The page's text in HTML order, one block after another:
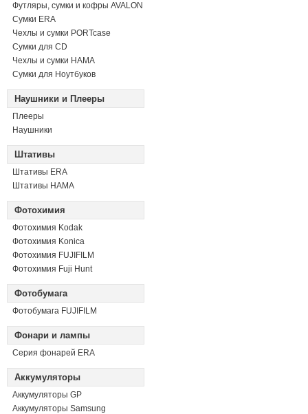
Футляры, сумки и кофры AVALON
Сумки ERA
Чехлы и сумки PORTcase
Сумки для CD
Чехлы и сумки HAMA
Сумки для Ноутбуков
Наушники и Плееры
Плееры
Наушники
Штативы
Штативы ERA
Штативы HAMA
Фотохимия
Фотохимия Kodak
Фотохимия Konica
Фотохимия FUJIFILM
Фотохимия Fuji Hunt
Фотобумага
Фотобумага FUJIFILM
Фонари и лампы
Серия фонарей ERA
Аккумуляторы
Аккумуляторы GP
Аккумуляторы Samsung